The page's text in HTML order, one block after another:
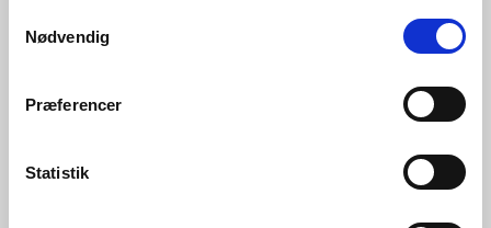
Nødvendig
Præferencer
Statistik
Vinderen offentliggøres fra scenen ved
afslutningen af Sundheds Summit 2026.
5. Udviklingsforløbet
Efter Pitching Day planlægger vi sammen det